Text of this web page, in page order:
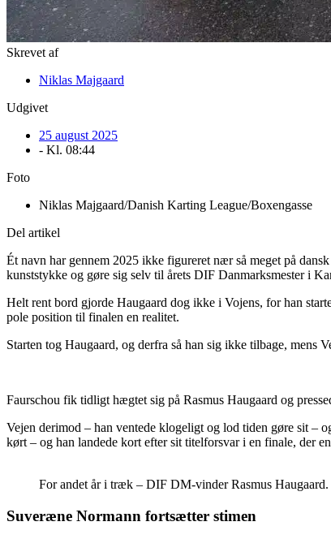
Skrevet af
Niklas Majgaard
Udgivet
25 august 2025
- Kl. 08:44
Foto
Niklas Majgaard/Danish Karting League/Boxengasse
Del artikel
Ét navn har gennem 2025 ikke figureret nær så meget på
kunststykke og gøre sig selv til årets DIF Danmarksmester i
Helt rent bord gjorde Haugaard dog ikke i Vojens, for han
pole position til finalen en realitet.
Starten tog Haugaard, og derfra så han sig ikke tilbage, mens
Faurschou fik tidligt hægtet sig på Rasmus Haugaard og
Vejen derimod – han ventede klogeligt og lod tiden gøre sit –
kørt – og han landede kort efter sit titelforsvar i en finale, der
For andet år i træk – DIF DM-vinder Rasmus
Suveræne Normann fortsætter stimen